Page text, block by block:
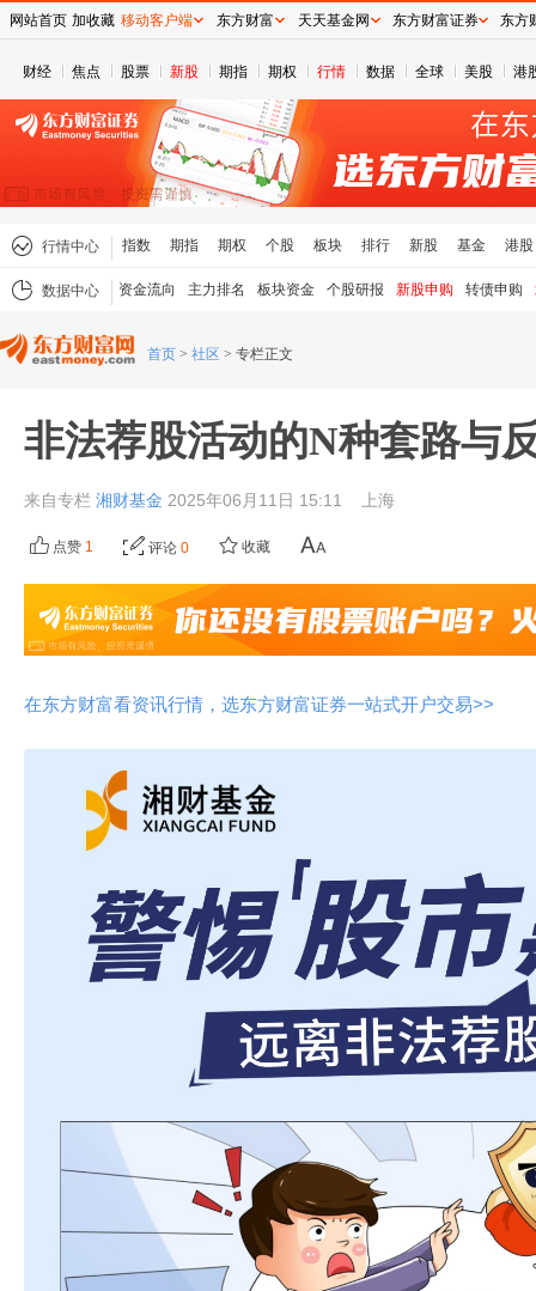
财经 焦点 股票 新股 期指 期权 行情 数据 全球 美股 港
行情中心 指数 期指 期权 个股 板块 排行 新股 基金 港股
数据中心 资金流向 主力排名 板块资金 个股研报 新股申购 转债申购
首页 > 社区 > 专栏正文
非法荐股活动的N种套路与
来自专栏 湘财基金 2025年06月11日 15:11 上海
点赞 1 评论 0 收藏
在东方财富看资讯行情，选东方财富证券一站式开户交易>>
网站首页 加收藏 移动客户端 东方财富 天天基金网 东方财富证券 东方